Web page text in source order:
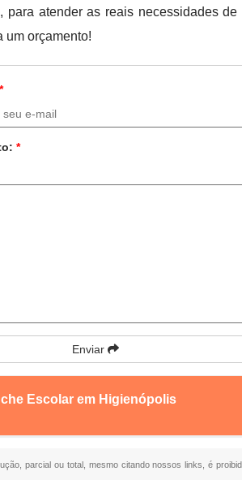
para atender as reais necessidades de
um orçamento!
*
*
Enviar
Escolar em Higienópolis
parcial ou total, mesmo citando nossos links, é